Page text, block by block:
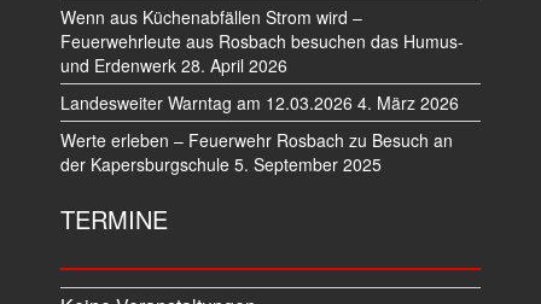
Wenn aus Küchenabfällen Strom wird –
Feuerwehrleute aus Rosbach besuchen das Humus-
und Erdenwerk 28. April 2026
Landesweiter Warntag am 12.03.2026 4. März 2026
Werte erleben – Feuerwehr Rosbach zu Besuch an
der Kapersburgschule 5. September 2025
TERMINE